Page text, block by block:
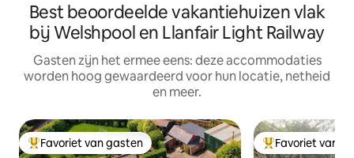
Best beoordeelde vakantiehuizen vlak
bij Welshpool en Llanfair Light Railway
Gasten zijn het ermee eens: deze accommodaties
worden hoog gewaardeerd voor hun locatie, netheid
en meer.
Topfavoriet van gasten
Favoriet van gasten Topfavoriet van
Favoriet van